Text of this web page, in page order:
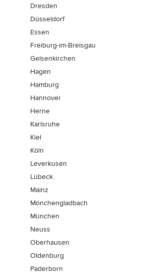
Dresden
Düsseldorf
Essen
Freiburg-im-Breisgau
Gelsenkirchen
Hagen
Hamburg
Hannover
Herne
Karlsruhe
Kiel
Köln
Leverkusen
Lübeck
Mainz
Mönchen­gladbach
München
Neuss
Oberhausen
Oldenburg
Paderborn